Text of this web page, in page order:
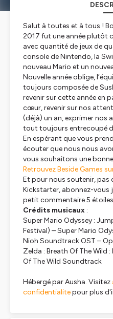
Salut à toutes et à tous !
2017 fut une année plutôt
avec quantité de jeux de
console de Nintendo, la
nouveau Mario et un
Nouvelle année oblige,
toujours composée de
revenir sur cette année en
cœur, revenir sur nos
(déjà) un an, exprimer nos
tout toujours entrecoupé
En espérant que vous
écouter que nous nous
vous souhaitons une
Retrouvez Beside Games
Et pour nous soutenir, pas
Kickstarter, abonnez-vous
petit commentaire 5 étoiles
Crédits musicaux :
Super Mario Odyssey :
Festival) – Super Mario
Nioh Soundtrack OST –
Zelda : Breath Of The Wild
Of The Wild Soundtrack
Hébergé par Ausha. Visitez
confidentialitepour plus